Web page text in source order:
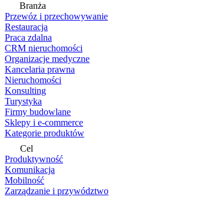
Branża
Przewóz i przechowywanie
Restauracja
Praca zdalna
CRM nieruchomości
Organizacje medyczne
Kancelaria prawna
Nieruchomości
Konsulting
Turystyka
Firmy budowlane
Sklepy i e-commerce
Kategorie produktów
Cel
Produktywność
Komunikacja
Mobilność
Zarządzanie i przywództwo